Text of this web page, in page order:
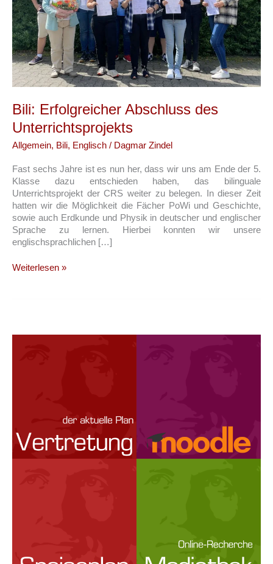
Bili: Erfolgreicher Abschluss des
Unterrichtsprojekts
Allgemein, Bili, Englisch / Dagmar Zindel
Fast sechs Jahre ist es nun her, dass wir uns am Ende der 5.
Klasse dazu entschieden haben, das bilinguale
Unterrichtsprojekt der CRS weiter zu belegen. In dieser Zeit
hatten wir die Möglichkeit die Fächer PoWi und Geschichte,
sowie auch Erdkunde und Physik in deutscher und englischer
Sprache zu lernen. Hierbei konnten wir unsere
englischsprachlichen […]
Bili:
Weiterlesen »